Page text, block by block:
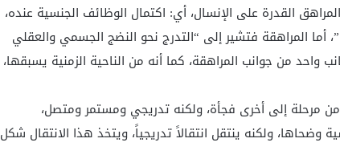
القدرة على الإنسال، أي: اكتمال الوظائف الجنسية عنده،
أما المراهقة فتشير إلى “التدرج نحو النضج الجسمي والعقلي
واحد من جوانب المراهقة، كما أنه من الناحية الزمنية يسبقها،
مرحلة إلى أخرى فجأة، ولكنه تدريجي ومستمر ومتصل،
ولكنه ينتقل انتقالاً تدريجياً، ويتخذ هذا الانتقال شكل